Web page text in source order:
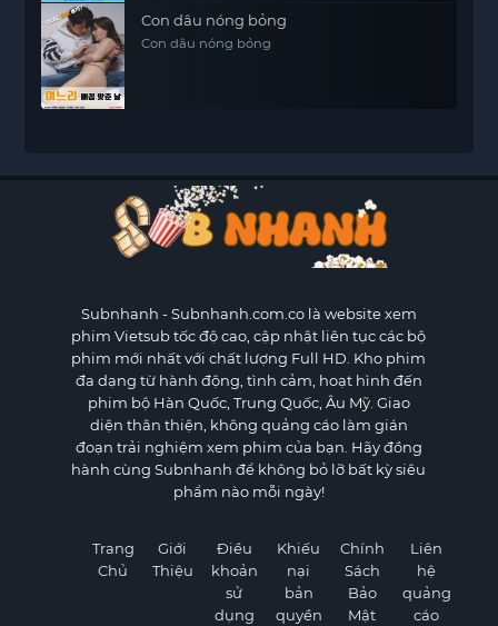
Con dâu nóng bỏng
Con dâu nóng bỏng
Subnhanh - Subnhanh.com.co là website xem
phim Vietsub tốc độ cao, cập nhật liên tục các bộ
phim mới nhất với chất lượng Full HD. Kho phim
đa dạng từ hành động, tình cảm, hoạt hình đến
phim bộ Hàn Quốc, Trung Quốc, Âu Mỹ. Giao
diện thân thiện, không quảng cáo làm gián
đoạn trải nghiệm xem phim của bạn. Hãy đồng
hành cùng Subnhanh để không bỏ lỡ bất kỳ siêu
phẩm nào mỗi ngày!
Trang
Chủ
Giới
Thiệu
Điều
khoản
sử
dụng
Khiếu
nại
bản
quyền
Chính
Sách
Bảo
Mật
Liên
hệ
quảng
cáo